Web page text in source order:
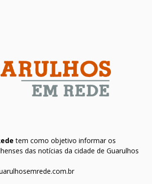
tem como objetivo informar os
das notícias da cidade de Guarulhos